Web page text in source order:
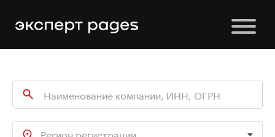
Регион регистрации